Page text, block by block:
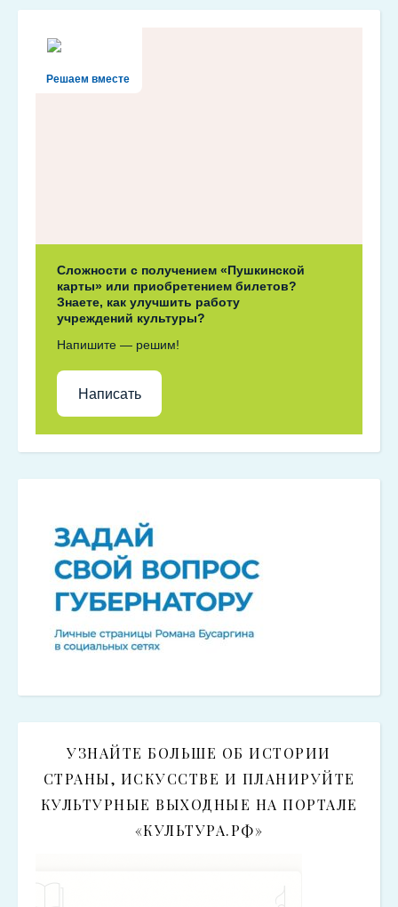
Решаем вместе
Сложности с получением «Пушкинской
карты» или приобретением билетов?
Знаете, как улучшить работу
учреждений культуры?
Напишите — решим!
Написать
УЗНАЙТЕ БОЛЬШЕ ОБ ИСТОРИИ
СТРАНЫ, ИСКУССТВЕ И ПЛАНИРУЙТЕ
КУЛЬТУРНЫЕ ВЫХОДНЫЕ НА ПОРТАЛЕ
«КУЛЬТУРА.РФ»